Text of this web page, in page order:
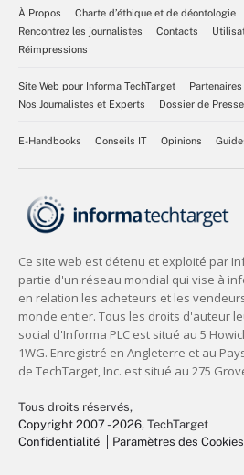
À Propos
Charte d’éthique et de déontologie
Rencontrez les journalistes
Contacts
Réimpressions
Site Web pour Informa TechTarget Partenaires
Nos Journalistes et Experts
Dossier de Presse
E-Handbooks Conseils IT Opinions
Tous droits réservés,
Copyright 2007 - 2026, TechTarget
Confidentialité
Paramètres des Cookies